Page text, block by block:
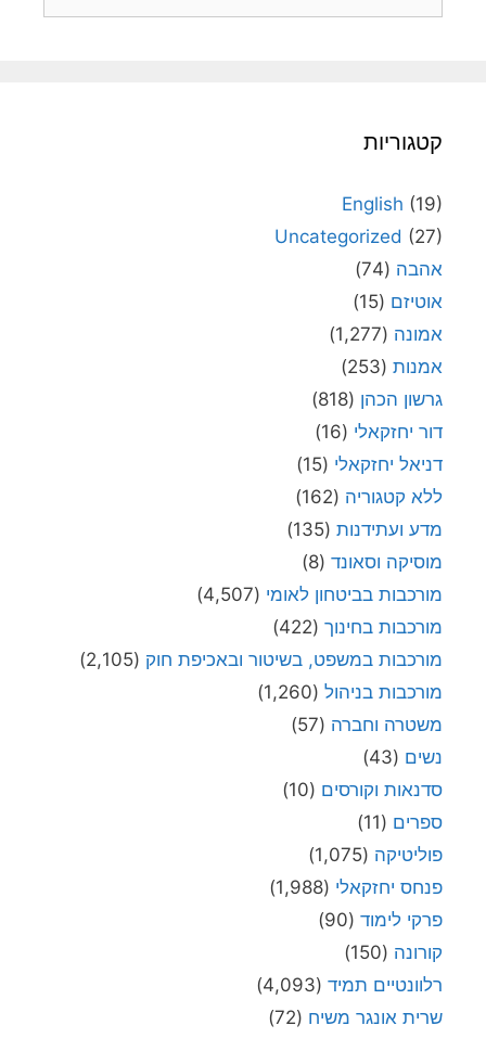
קטגוריות
English (19)
Uncategorized (27)
אהבה (74)
אוטיזם (15)
אמונה (1,277)
אמנות (253)
גרשון הכהן (818)
דור יחזקאלי (16)
דניאל יחזקאלי (15)
ללא קטגוריה (162)
מדע ועתידנות (135)
מוסיקה וסאונד (8)
מורכבות בביטחון לאומי (4,507)
מורכבות בחינוך (422)
מורכבות במשפט, בשיטור ובאכיפת חוק (2,105)
מורכבות בניהול (1,260)
משטרה וחברה (57)
נשים (43)
סדנאות וקורסים (10)
ספרים (11)
פוליטיקה (1,075)
פנחס יחזקאלי (1,988)
פרקי לימוד (90)
קורונה (150)
רלוונטיים תמיד (4,093)
שרית אונגר משיח (72)